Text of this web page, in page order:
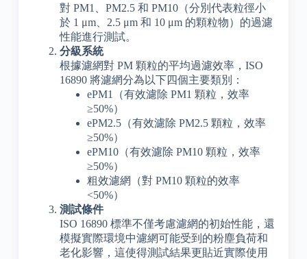
對 PM1、PM2.5 和 PM10（分別代表粒徑小
於 1 μm、2.5 μm 和 10 μm 的顆粒物）的過濾
性能進行測試。
分級系統
根據濾網對 PM 顆粒的平均過濾效率，ISO
16890 將濾網分為以下四個主要類別：
ePM1（有效濾除 PM1 顆粒，效率
≥50%）
ePM2.5（有效濾除 PM2.5 顆粒，效率
≥50%）
ePM10（有效濾除 PM10 顆粒，效率
≥50%）
粗效濾網（對 PM10 顆粒的效率
<50%）
測試條件
ISO 16890 標準不僅考慮濾網的初始性能，還
模擬實際環境中濾網可能受到的粉塵負荷和
老化影響，這使得測試結果更貼近實際使用